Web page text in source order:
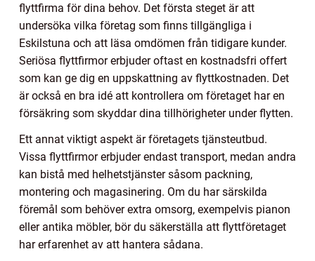
flyttfirma för dina behov. Det första steget är att
undersöka vilka företag som finns tillgängliga i
Eskilstuna och att läsa omdömen från tidigare kunder.
Seriösa flyttfirmor erbjuder oftast en kostnadsfri offert
som kan ge dig en uppskattning av flyttkostnaden. Det
är också en bra idé att kontrollera om företaget har en
försäkring som skyddar dina tillhörigheter under flytten.
Ett annat viktigt aspekt är företagets tjänsteutbud.
Vissa flyttfirmor erbjuder endast transport, medan andra
kan bistå med helhetstjänster såsom packning,
montering och magasinering. Om du har särskilda
föremål som behöver extra omsorg, exempelvis pianon
eller antika möbler, bör du säkerställa att flyttföretaget
har erfarenhet av att hantera sådana.